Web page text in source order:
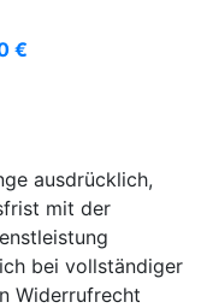
€
ausdrücklich,
mit der
bei vollständiger
Widerrufrecht